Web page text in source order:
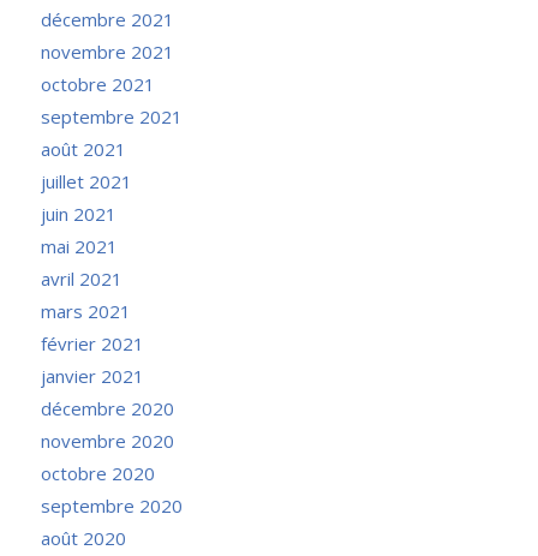
décembre 2021
novembre 2021
octobre 2021
septembre 2021
août 2021
juillet 2021
juin 2021
mai 2021
avril 2021
mars 2021
février 2021
janvier 2021
décembre 2020
novembre 2020
octobre 2020
septembre 2020
août 2020